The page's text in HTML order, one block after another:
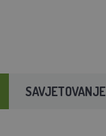
SAVJETOVANJE